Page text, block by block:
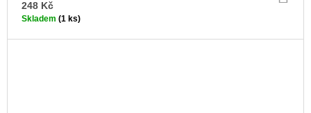
248 Kč
Skladem (1 ks)